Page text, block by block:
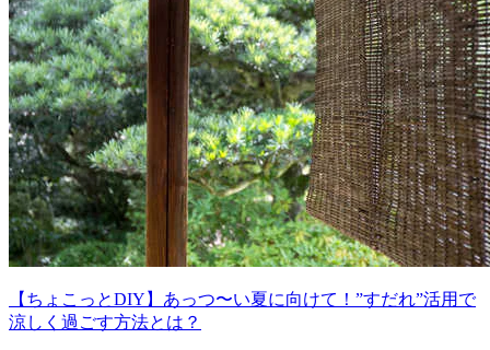
【ちょこっとDIY】あっつ〜い夏に向けて！”すだれ”活用で
涼しく過ごす方法とは？